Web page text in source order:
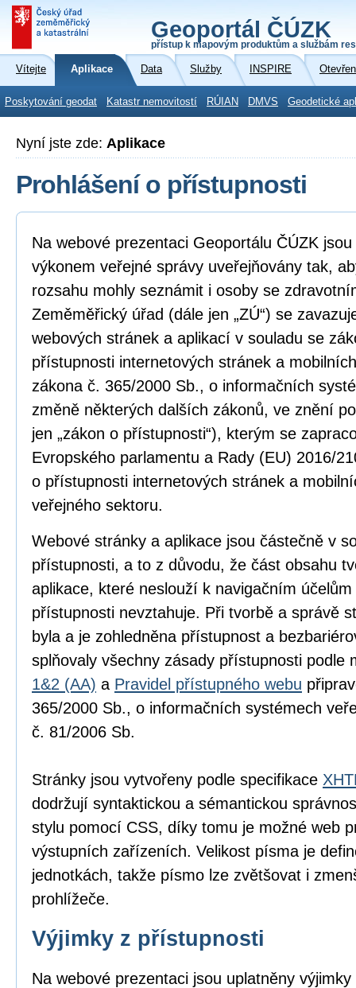
Geoportál ČÚZK
přístup k mapovým produktům a službám
Vítejte Aplikace Data Služby INSPIRE
Poskytování geodat Katastr nemovitostí RÚIAN DMVS Geodetické
Nyní jste zde: Aplikace
Prohlášení o přístupnosti
Na webové prezentaci Geoportálu ČÚZK
výkonem veřejné správy uveřejňovány tak,
rozsahu mohly seznámit i osoby se
Zeměměřický úřad (dále jen „ZÚ“) se
webových stránek a aplikací v souladu se
přístupnosti internetových stránek a
zákona č. 365/2000 Sb., o informačních
změně některých dalších zákonů, ve znění
jen „zákon o přístupnosti“), kterým se
Evropského parlamentu a Rady (EU) 2016/
o přístupnosti internetových stránek a
veřejného sektoru.
Webové stránky a aplikace jsou částečně v
přístupnosti, a to z důvodu, že část obsahu
aplikace, které neslouží k navigačním
přístupnosti nevztahuje. Při tvorbě a správě
byla a je zohledněna přístupnost a
splňovaly všechny zásady přístupnosti podle
1&2 (AA) a Pravidel přístupného webu
365/2000 Sb., o informačních systémech
č. 81/2006 Sb.
Stránky jsou vytvořeny podle specifikace
dodržují syntaktickou a sémantickou
stylu pomocí CSS, díky tomu je možné web
výstupních zařízeních. Velikost písma je
jednotkách, takže písmo lze zvětšovat i
prohlížeče.
Výjimky z přístupnosti
Na webové prezentaci jsou uplatněny